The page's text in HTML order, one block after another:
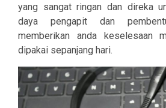
yang sangat ringan dan direka
daya pengapit dan
memberikan anda keselesaan
dipakai sepanjang hari.